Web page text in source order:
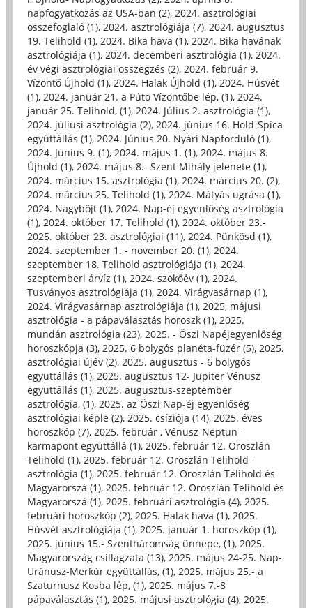
napfogyatkozás az USA-ban (2), 2024. asztrológiai
összefoglaló (1), 2024. asztrológiája (7), 2024. augusztus
19. Telihold (1), 2024. Bika hava (1), 2024. Bika havának
asztrológiája (1), 2024. decemberi asztrológia (1), 2024.
év végi asztrológiai összegzés (2), 2024. február 9.
Vízöntő Újhold (1), 2024. Halak Újhold (1), 2024. Húsvét
(1), 2024. január 21. a Púto Vízöntőbe lép, (1), 2024.
január 25. Telihold, (1), 2024. Július 2. asztrológia (1),
2024. júliusi asztrológia (2), 2024. június 16. Hold-Spica
együttállás (1), 2024. Június 20. Nyári Napforduló (1),
2024. Június 9. (1), 2024. május 1. (1), 2024. május 8.
Újhold (1), 2024. május 8.- Szent Mihály jelenete (1),
2024. március 15. asztrológia (1), 2024. március 20. (2),
2024. március 25. Telihold (1), 2024. Mátyás ugrása (1),
2024. Nagyböjt (1), 2024. Nap-éj egyenlőség asztrológia
(1), 2024. október 17. Telihold (1), 2024. október 23.-
2025. október 23. asztrológiai (11), 2024. Pünkösd (1),
2024. szeptember 1. - november 20. (1), 2024.
szeptember 18. Telihold asztrológiája (1), 2024.
szeptemberi árvíz (1), 2024. szökőév (1), 2024.
Tusványos asztrológiája (1), 2024. Virágvasárnap (1),
2024. Virágvasárnap asztrológiája (1), 2025, májusi
asztrológia - a pápaválasztás horoszk (1), 2025.
mundán asztrológia (23), 2025. - Őszi Napéjegyenlőség
horoszkópja (3), 2025. 6 bolygós planéta-füzér (5), 2025.
asztrológiai újév (2), 2025. augusztus - 6 bolygós
együttállás (1), 2025. augusztus 12- Jupiter Vénusz
együttállás (1), 2025. augusztus-szeptember
asztrológia, (1), 2025. az Őszi Nap-éj egyenlőség
asztrológiai képle (2), 2025. csíziója (14), 2025. éves
horoszkóp (7), 2025. február , Vénusz-Neptun-
karmapont együttállá (1), 2025. február 12. Oroszlán
Telihold (1), 2025. február 12. Oroszlán Telihold -
asztrológia (1), 2025. február 12. Oroszlán Telihold és
Magyarorszá (1), 2025. február 12. Oroszlán Telihold és
Magyarorszá (1), 2025. februári asztrológia (4), 2025.
februári horoszkóp (2), 2025. Halak hava (1), 2025.
Húsvét asztrológiája (1), 2025. január 1. horoszkóp (1),
2025. június 15.- Szentháromság ünnepe, (1), 2025.
Magyarország csillagzata (13), 2025. május 24-25. Nap-
Uránusz-Merkúr együttállás, (1), 2025. május 25.- a
Szaturnusz Kosba lép, (1), 2025. május 7.-8
pápaválasztás (1), 2025. májusi asztrológia (4), 2025.